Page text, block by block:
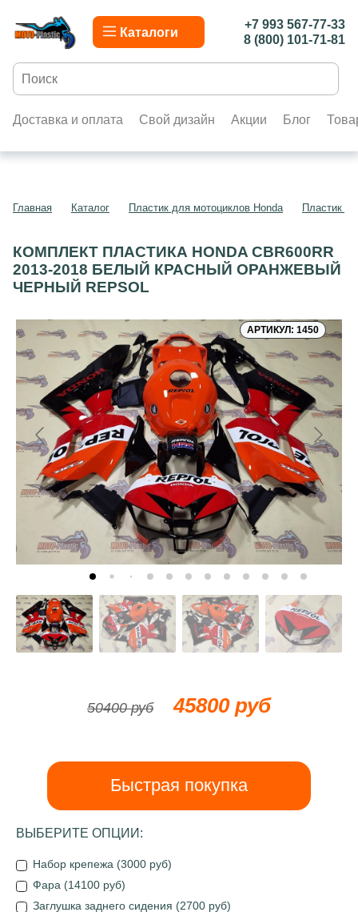
Каталоги
+7 993 567-77-33
8 (800) 101-71-81
Доставка и оплата Свой дизайн Акции Блог
Главная Каталог Пластик для мотоциклов Honda Пластик
КОМПЛЕКТ ПЛАСТИКА HONDA CBR600RR
2013-2018 БЕЛЫЙ КРАСНЫЙ ОРАНЖЕВЫЙ
ЧЕРНЫЙ REPSOL
АРТИКУЛ: 1450
50400 руб 45800 руб
Быстрая покупка
ВЫБЕРИТЕ ОПЦИИ:
Набор крепежа (3000 руб)
Фара (14100 руб)
Заглушка заднего сидения (2700 руб)